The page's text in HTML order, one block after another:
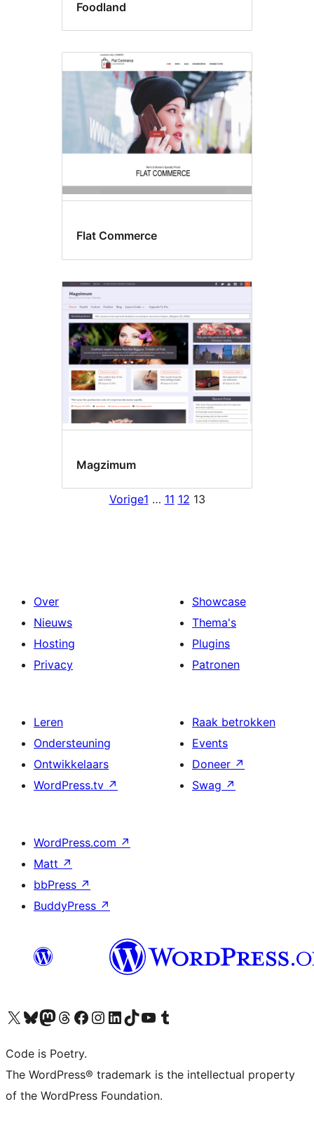
Foodland
Flat Commerce
Magzimum
Vorige1 … 11 12 13
Over
Nieuws
Hosting
Privacy
Showcase
Thema's
Plugins
Patronen
Leren
Ondersteuning
Ontwikkelaars
WordPress.tv ↗
Raak betrokken
Events
Doneer ↗
Swag ↗
WordPress.com ↗
Matt ↗
bbPress ↗
BuddyPress ↗
Bezoek ons X (voorheen Twitter) account
Bezoek onze Bluesky account
Bezoek ons Mastodon account
Bezoek onze Threads account
Onze Facebookpagina bezoeken
Bezoek onze Instagram account
Bezoek onze LinkedIn account
Bezoek onze TikTok account
Bezoek ons YouTube kanaalBezoek onze Tumblr account
Code is Poetry.
The WordPress® trademark is the intellectual property
of the WordPress Foundation.